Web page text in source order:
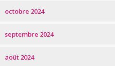
octobre 2024
septembre 2024
août 2024